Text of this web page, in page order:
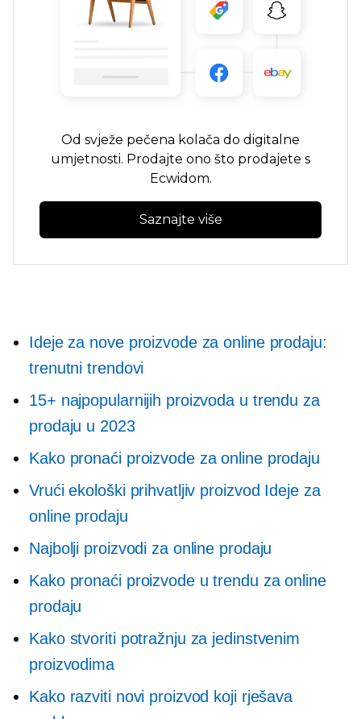
Od svježe pečena kolača do digitalne
umjetnosti. Prodajte ono što prodajete s
Ecwidom.
Saznajte više
Ideje za nove proizvode za online prodaju:
trenutni trendovi
15+ najpopularnijih proizvoda u trendu za
prodaju u 2023
Kako pronaći proizvode za online prodaju
Vrući ekološki prihvatljiv proizvod Ideje za
online prodaju
Najbolji proizvodi za online prodaju
Kako pronaći proizvode u trendu za online
prodaju
Kako stvoriti potražnju za jedinstvenim
proizvodima
Kako razviti novi proizvod koji rješava